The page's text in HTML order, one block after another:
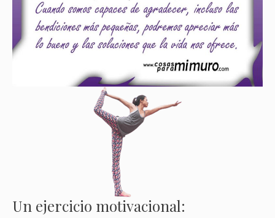
Un ejercicio motivacional: